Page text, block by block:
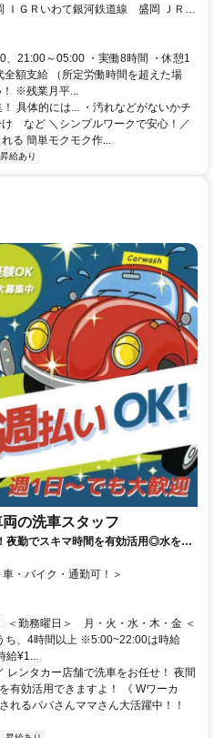
21:00～05:00 ・実働8時間 ・休憩1
額支給 （所定労働時間を超えた場
※残業月平...
具体的には... ・汚れなどがないかチ
け など ＼シンプルワークで安心！／
る 簡単モクモク作...
昇給あり
両の洗車スタッフ
夜勤でスキマ時間を有効活用◎水を使
セス: 盛岡駅 徒歩3分 ＜車・バイク・通勤可！＞
＜勤務曜日＞ 月・火・水・木・金 ＜
、4時間以上 ※5:00~22:00は時給
¥1...
レンタカー店舗で洗車をお任せ！ 夜間
有効活用できますよ！ 《 Wワーカ
れるパパさんママさん大活躍中！！